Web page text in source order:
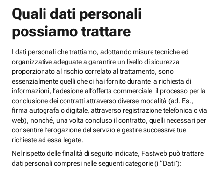
Quali dati personali
possiamo trattare
I dati personali che trattiamo, adottando misure tecniche ed
organizzative adeguate a garantire un livello di sicurezza
proporzionato al rischio correlato al trattamento, sono
essenzialmente quelli che ci hai fornito durante la richiesta di
informazioni, l’adesione all’offerta commerciale, il processo per la
conclusione dei contratti attraverso diverse modalità (ad. Es.,
firma autografa o digitale, attraverso registrazione telefonica o via
web), nonché, una volta concluso il contratto, quelli necessari per
consentire l’erogazione del servizio e gestire successive tue
richieste ad essa legate.
Nel rispetto delle finalità di seguito indicate, Fastweb può trattare
dati personali compresi nelle seguenti categorie (i “Dati”):